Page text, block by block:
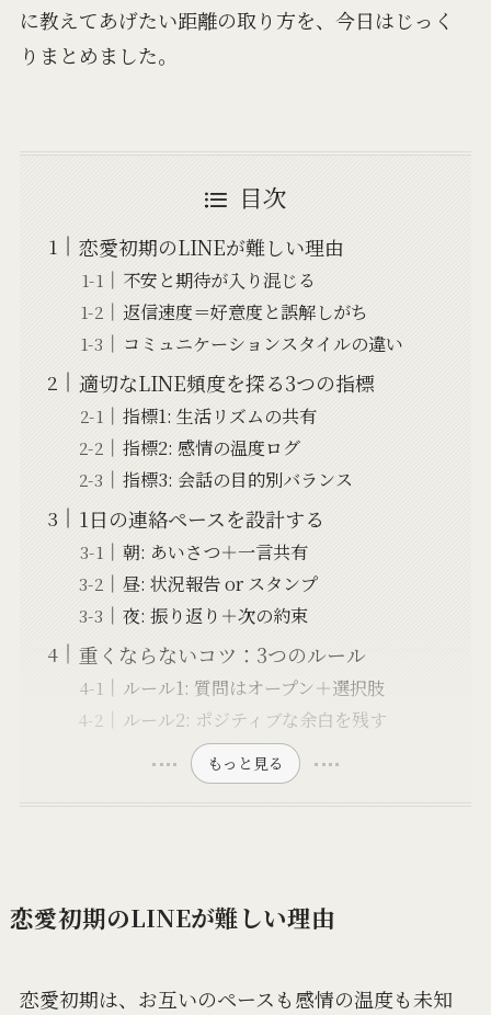
に教えてあげたい距離の取り方を、今日はじっく
りまとめました。
目次
恋愛初期のLINEが難しい理由
不安と期待が入り混じる
返信速度＝好意度と誤解しがち
コミュニケーションスタイルの違い
適切なLINE頻度を探る3つの指標
指標1: 生活リズムの共有
指標2: 感情の温度ログ
指標3: 会話の目的別バランス
1日の連絡ペースを設計する
朝: あいさつ＋一言共有
昼: 状況報告 or スタンプ
夜: 振り返り＋次の約束
重くならないコツ：3つのルール
ルール1: 質問はオープン＋選択肢
ルール2: ポジティブな余白を残す
もっと見る
恋愛初期のLINEが難しい理由
恋愛初期は、お互いのペースも感情の温度も未知